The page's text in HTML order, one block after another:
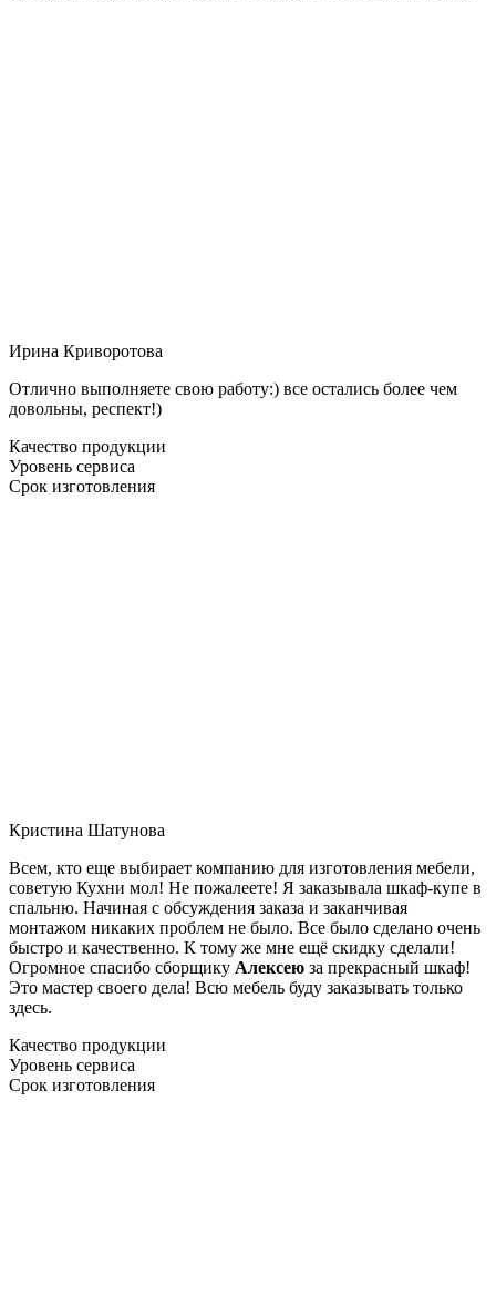
Ирина Криворотова
Отлично выполняете свою работу:) все остались более чем
довольны, респект!)
Качество продукции
Уровень сервиса
Срок изготовления
Кристина Шатунова
Всем, кто еще выбирает компанию для изготовления мебели,
советую Кухни мол! Не пожалеете! Я заказывала шкаф-купе в
спальню. Начиная с обсуждения заказа и заканчивая
монтажом никаких проблем не было. Все было сделано очень
быстро и качественно. К тому же мне ещё скидку сделали!
Огромное спасибо сборщику Алексею за прекрасный шкаф!
Это мастер своего дела! Всю мебель буду заказывать только
здесь.
Качество продукции
Уровень сервиса
Срок изготовления